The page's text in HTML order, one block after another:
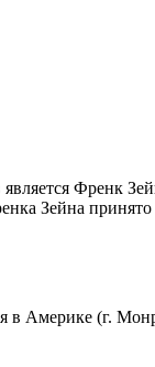
Френк
Зейна
в Америке (г.